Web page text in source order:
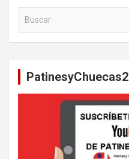
PatinesyChuecas2